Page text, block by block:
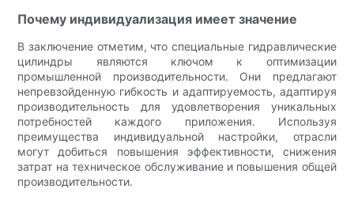
Почему индивидуализация имеет значение
В заключение отметим, что специальные гидравлические
цилиндры являются ключом к оптимизации
промышленной производительности. Они предлагают
непревзойденную гибкость и адаптируемость, адаптируя
производительность для удовлетворения уникальных
потребностей каждого приложения. Используя
преимущества индивидуальной настройки, отрасли
могут добиться повышения эффективности, снижения
затрат на техническое обслуживание и повышения общей
производительности.